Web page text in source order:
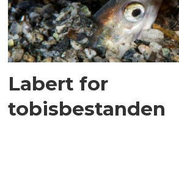
Labert for
tobisbestanden